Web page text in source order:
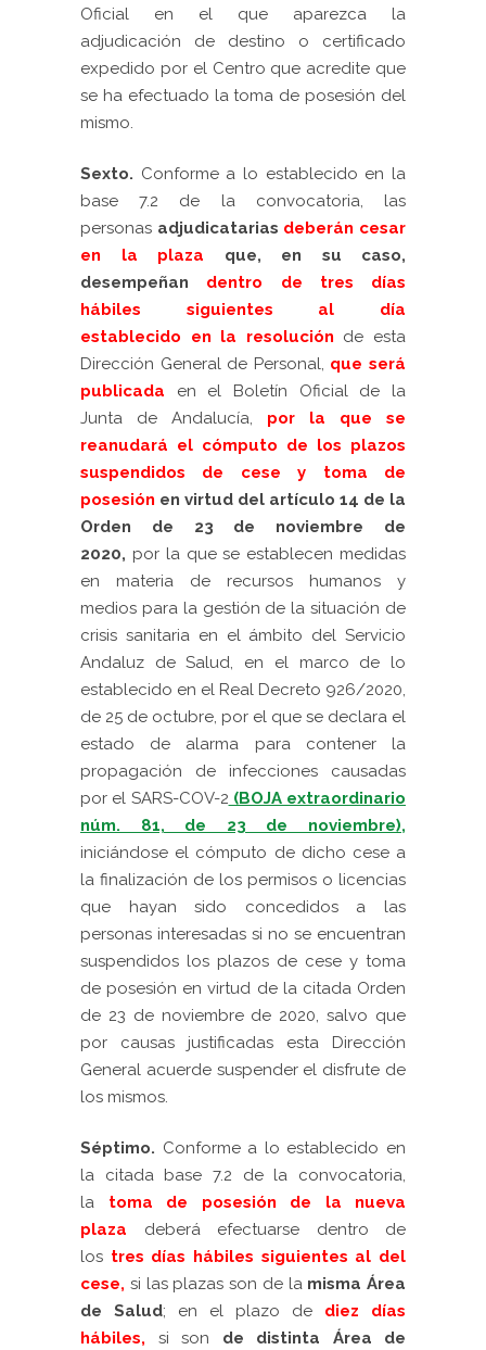
Oficial en el que aparezca la
adjudicación de destino o certificado
expedido por el Centro que acredite que
se ha efectuado la toma de posesión del
mismo.
Sexto. Conforme a lo establecido en la
base 7.2 de la convocatoria, las
personas adjudicatarias deberán cesar
en la plaza
que, en su caso,
desempeñan dentro de tres días
hábiles siguientes al día
establecido en la resolución de esta
Dirección General de Personal, que será
publicada
en el Boletín Oficial de la
Junta de Andalucía,
por la que se
reanudará el cómputo de los plazos
suspendidos de cese y toma de
posesión en virtud del artículo 14 de la
Orden de 23 de noviembre de
2020, por la que se establecen medidas
en materia de recursos humanos y
medios para la gestión de la situación de
crisis sanitaria en el ámbito del Servicio
Andaluz de Salud, en el marco de lo
establecido en el Real Decreto 926/2020,
de 25 de octubre, por el que se declara el
estado de alarma para contener la
propagación de infecciones causadas
por el SARS-COV-2 (BOJA extraordinario
núm. 81, de 23 de noviembre),
iniciándose el cómputo de dicho cese a
la finalización de los permisos o licencias
que hayan sido concedidos a las
personas interesadas si no se encuentran
suspendidos los plazos de cese y toma
de posesión en virtud de la citada Orden
de 23 de noviembre de 2020, salvo que
por causas justificadas esta Dirección
General acuerde suspender el disfrute de
los mismos.
Séptimo. Conforme a lo establecido en
la citada base 7.2 de la convocatoria,
la
toma de posesión de la nueva
plaza
deberá efectuarse dentro de
los tres días hábiles siguientes al del
cese, si las plazas son de la misma Área
de Salud; en el plazo de
diez días
hábiles, si son de distinta Área de